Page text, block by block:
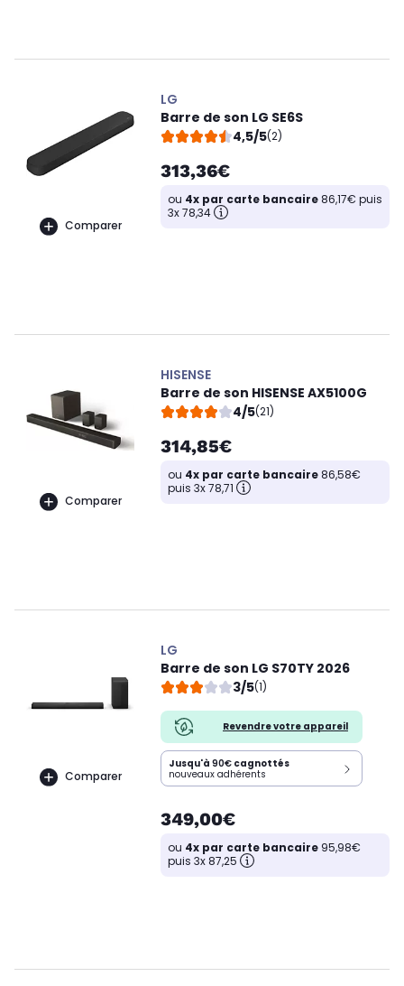
Comparer
LG
Barre de son LG SE6S
4,5/5(2)
313,36€
ou 4x par carte bancaire86,17€ puis
3x 78,34
Comparer
HISENSE
Barre de son HISENSE AX5100G
4/5(21)
314,85€
ou 4x par carte bancaire86,58€
puis 3x 78,71
Comparer
LG
Barre de son LG S70TY 2026
3/5(1)
Revendre votre appareil
Jusqu'à 90€ cagnottés
nouveaux adhérents
349,00€
ou 4x par carte bancaire 95,98€
puis 3x 87,25